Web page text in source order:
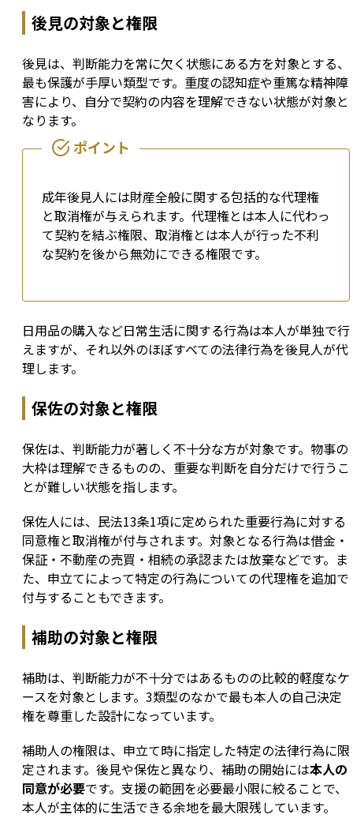
後見の対象と権限
後見は、判断能力を常に欠く状態にある方を対象とする、
最も保護が手厚い類型です。重度の認知症や重篤な精神障
害により、自分で契約の内容を理解できない状態が対象と
なります。
成年後見人には財産全般に関する包括的な代理権
と取消権が与えられます。代理権とは本人に代わっ
て契約を結ぶ権限、取消権とは本人が行った不利
な契約を後から無効にできる権限です。
日用品の購入など日常生活に関する行為は本人が単独で行
えますが、それ以外のほぼすべての法律行為を後見人が代
理します。
保佐の対象と権限
保佐は、判断能力が著しく不十分な方が対象です。物事の
大枠は理解できるものの、重要な判断を自分だけで行うこ
とが難しい状態を指します。
保佐人には、民法13条1項に定められた重要行為に対する
同意権と取消権が付与されます。対象となる行為は借金・
保証・不動産の売買・相続の承認または放棄などです。ま
た、申立てによって特定の行為についての代理権を追加で
付与することもできます。
補助の対象と権限
補助は、判断能力が不十分ではあるものの比較的軽度なケ
ースを対象とします。3類型のなかで最も本人の自己決定
権を尊重した設計になっています。
補助人の権限は、申立て時に指定した特定の法律行為に限
定されます。後見や保佐と異なり、補助の開始には本人の
同意が必要です。支援の範囲を必要最小限に絞ることで、
本人が主体的に生活できる余地を最大限残しています。